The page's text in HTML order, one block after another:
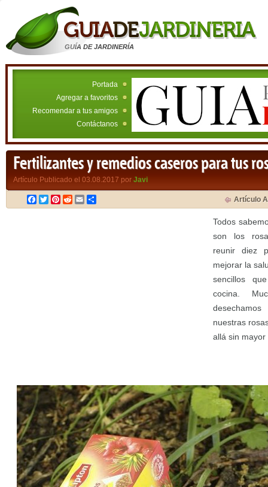
GUÍA DE JARDINERÍA
Portada
Agregar a favoritos
Recomendar a tus amigos
Contáctanos
Fertilizantes y remedios caseros para tus
Artículo Publicado el 03.08.2017 por Javi
Facebook
TwitterPinterest
RedditEmail Artículo
Todos
son los
reunir diez
mejorar la
sencillos
cocina.
nuestras
allá sin mayor